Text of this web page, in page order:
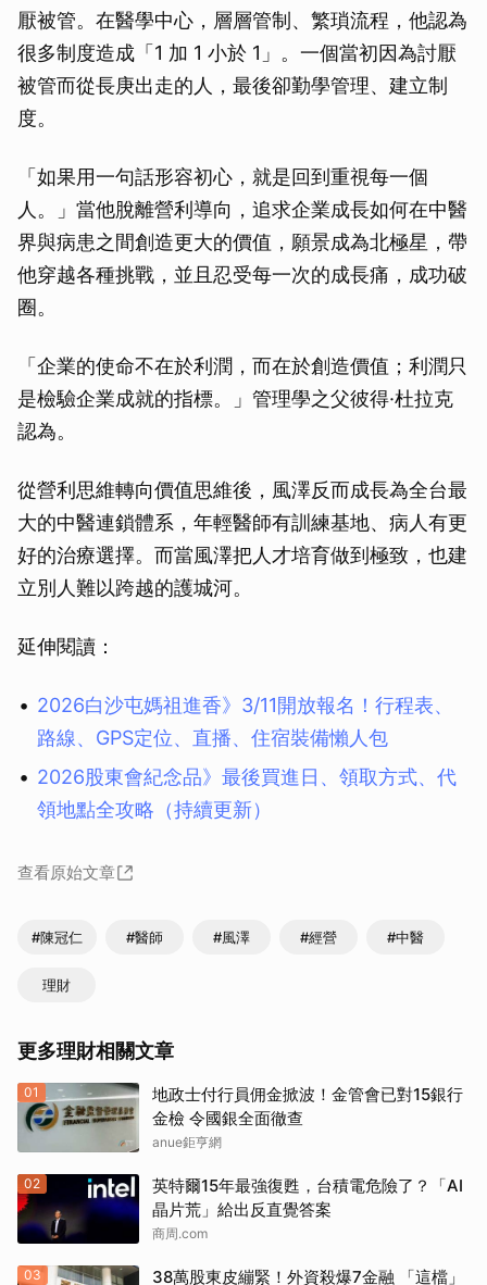
厭被管。在醫學中心，層層管制、繁瑣流程，他認為
很多制度造成「1 加 1 小於 1」。一個當初因為討厭
被管而從長庚出走的人，最後卻勤學管理、建立制
度。
「如果用一句話形容初心，就是回到重視每一個
人。」當他脫離營利導向，追求企業成長如何在中醫
界與病患之間創造更大的價值，願景成為北極星，帶
他穿越各種挑戰，並且忍受每一次的成長痛，成功破
圈。
「企業的使命不在於利潤，而在於創造價值；利潤只
是檢驗企業成就的指標。」管理學之父彼得·杜拉克
認為。
從營利思維轉向價值思維後，風澤反而成長為全台最
大的中醫連鎖體系，年輕醫師有訓練基地、病人有更
好的治療選擇。而當風澤把人才培育做到極致，也建
立別人難以跨越的護城河。
延伸閱讀：
2026白沙屯媽祖進香》3/11開放報名！行程表、
路線、GPS定位、直播、住宿裝備懶人包
2026股東會紀念品》最後買進日、領取方式、代
領地點全攻略（持續更新）
查看原始文章
#陳冠仁 #醫師 #風澤 #經營 #中醫
理財
更多理財相關文章
01
地政士付行員佣金掀波！金管會已對15銀行
金檢 令國銀全面徹查
anue鉅亨網
02
英特爾15年最強復甦，台積電危險了？「AI
晶片荒」給出反直覺答案
商周.com
03 38萬股東皮繃緊！外資殺爆7金融 「這檔」